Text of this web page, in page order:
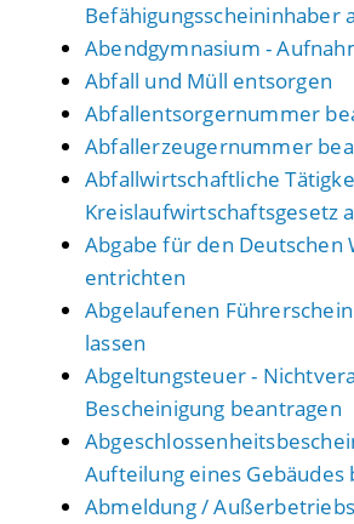
Befähigungsscheininhaber
Abendgymnasium -
Abfall und Müll entsorgen
Abfallentsorgernummer
Abfallerzeugernummer
Abfallwirtschaftliche
Kreislaufwirtschaftsgesetz
Abgabe für den Deutschen
entrichten
Abgelaufenen
lassen
Abgeltungsteuer -
Bescheinigung beantragen
Aufteilung eines Gebäudes
Abmeldung /